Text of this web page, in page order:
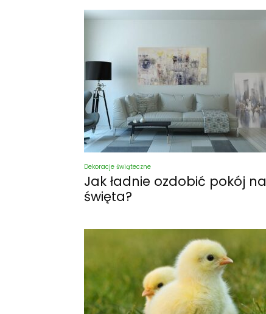
Dekoracje świąteczne
Jak ładnie ozdobić pokój na
święta?